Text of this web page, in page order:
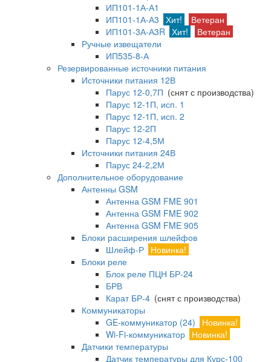
ИП101-1А-А1
ИП101-1А-А3 Хит!
Ветеран
ИП101-3А-А3R Хит!
Ветеран
Ручные извещатели
ИП535-8-А
Резервированные источники питания
Источники питания 12В
Парус 12-0,7П (снят с производства)
Парус 12-1П, исп. 1
Парус 12-1П, исп. 2
Парус 12-2П
Парус 12-4,5М
Источники питания 24В
Парус 24-2,2М
Дополнительное оборудование
Антенны GSM
Антенна GSM FME 901
Антенна GSM FME 902
Антенна GSM FME 905
Блоки расширения шлейфов
Шлейф-Р Новинка!
Блоки реле
Блок реле ПЦН БР-24
БРВ
Карат БР-4 (снят с производства)
Коммуникаторы
GE-коммуникатор (24)
Новинка!
Wi-Fi-коммуникатор Новинка!
Датчики температуры
Датчик температуры для Курс-100